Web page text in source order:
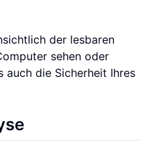
der lesbaren
sehen oder
auch die Sicherheit Ihres